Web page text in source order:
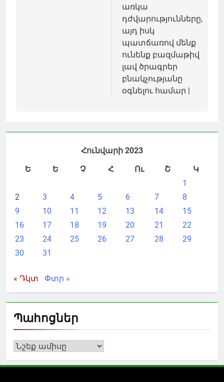
առկա
դժվարությունները,
այդ իսկ
պատճառով մենք
ունենք բազմաթիվ
լավ ծրագրեր
բնակչությանը
օգնելու համար |
Հունվարի 2023
Ե
Ե Չ Հ Ու Շ
Կ
1
2
3 4 5 6 7
8
9
10 11 12 13 14
15
16
17 18 19 20 21
22
23
24 25 26 27 28
29
30
31
« Դկտ Փտր »
Պահոցներ
Պահոցներ